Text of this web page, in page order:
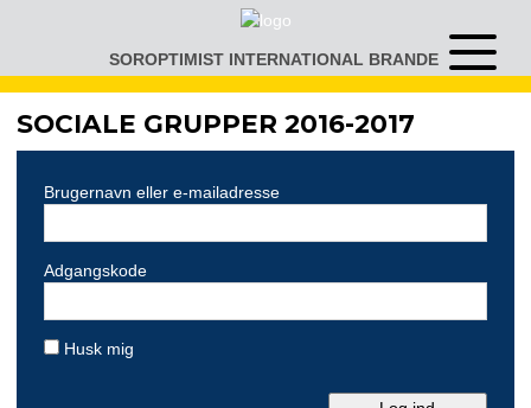
SOROPTIMIST INTERNATIONAL BRANDE Åben
eller
luk
SOCIALE GRUPPER 2016-2017
Brugernavn eller e-mailadresse
Adgangskode
Husk mig